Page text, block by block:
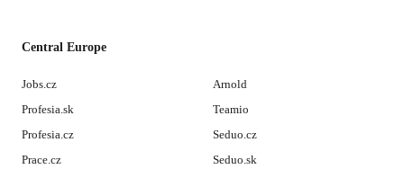
Central Europe
Jobs.cz
Profesia.sk
Profesia.cz
Prace.cz
Arnold
Teamio
Seduo.cz
Seduo.sk